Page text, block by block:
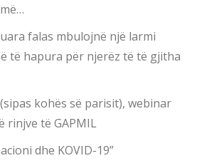
falas mbulojnë një larmi
të hapura për njerëz të të gjitha
kohës së parisit), webinar
rinjve të GAPMIL
dhe KOVID-19”